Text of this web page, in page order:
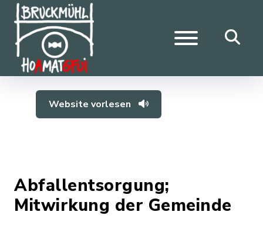
Website vorlesen
Abfallentsorgung;
Mitwirkung der Gemeinde